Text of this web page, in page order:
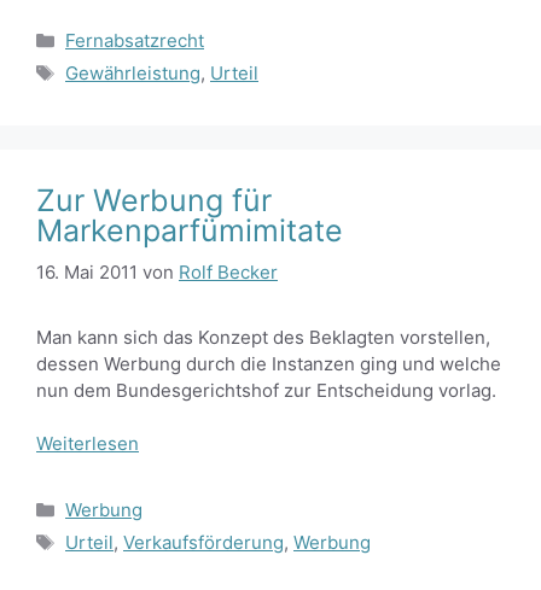
Kategorien
Fernabsatzrecht
Schlagwörter
Gewährleistung, Urteil
Zur Werbung für
Markenparfümimitate
16. Mai 2011 von Rolf Becker
Man kann sich das Konzept des Beklagten vorstellen,
dessen Werbung durch die Instanzen ging und welche
nun dem Bundesgerichtshof zur Entscheidung vorlag.
Weiterlesen
Kategorien
Werbung
Schlagwörter
Urteil, Verkaufsförderung, Werbung